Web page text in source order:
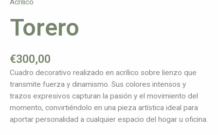
Acrilico
Torero
€300,00
Cuadro decorativo realizado en acrílico sobre lienzo que
transmite fuerza y dinamismo. Sus colores intensos y
trazos expresivos capturan la pasión y el movimiento del
momento, convirtiéndolo en una pieza artística ideal para
aportar personalidad a cualquier espacio del hogar u oficina.